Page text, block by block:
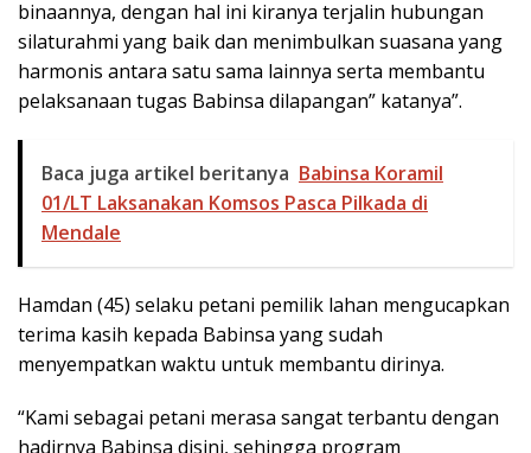
binaannya, dengan hal ini kiranya terjalin hubungan
silaturahmi yang baik dan menimbulkan suasana yang
harmonis antara satu sama lainnya serta membantu
pelaksanaan tugas Babinsa dilapangan” katanya”.
Baca juga artikel beritanya Babinsa Koramil
01/LT Laksanakan Komsos Pasca Pilkada di
Mendale
Hamdan (45) selaku petani pemilik lahan mengucapkan
terima kasih kepada Babinsa yang sudah
menyempatkan waktu untuk membantu dirinya.
“Kami sebagai petani merasa sangat terbantu dengan
hadirnya Babinsa disini, sehingga program